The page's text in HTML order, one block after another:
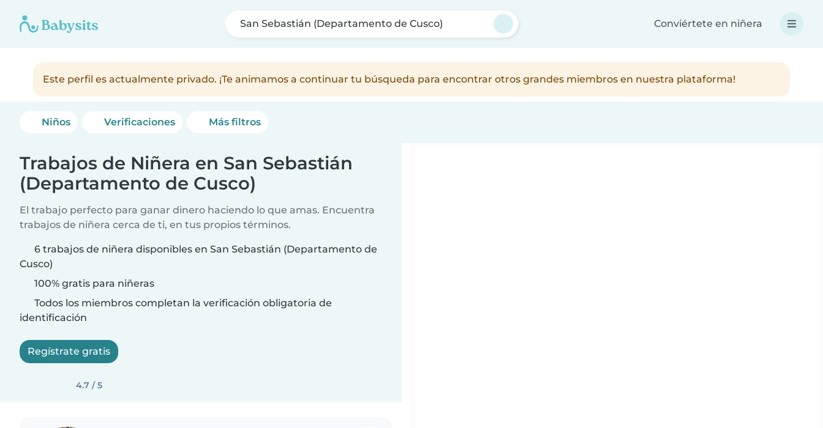
San Sebastián (Departamento de Cusco) Conviértete en niñera
Este perfil es actualmente privado. ¡Te animamos a continuar tu búsqueda para encontrar otros grandes miembros en nuestra plataforma!
Niños Verificaciones Más filtros
Trabajos de Niñera en San Sebastián
(Departamento de Cusco)
El trabajo perfecto para ganar dinero haciendo lo que amas. Encuentra
trabajos de niñera cerca de ti, en tus propios términos.
6 trabajos de niñera disponibles en San Sebastián (Departamento de
Cusco)
100% gratis para niñeras
Todos los miembros completan la verificación obligatoria de
identificación
Regístrate gratis
4.7 / 5